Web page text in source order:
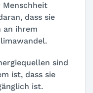
dass sie
an ihrem
sind
ist, dass sie
ist.